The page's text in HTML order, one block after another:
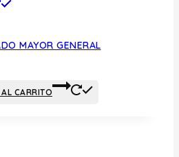
MAYOR GENERAL
CARRITO